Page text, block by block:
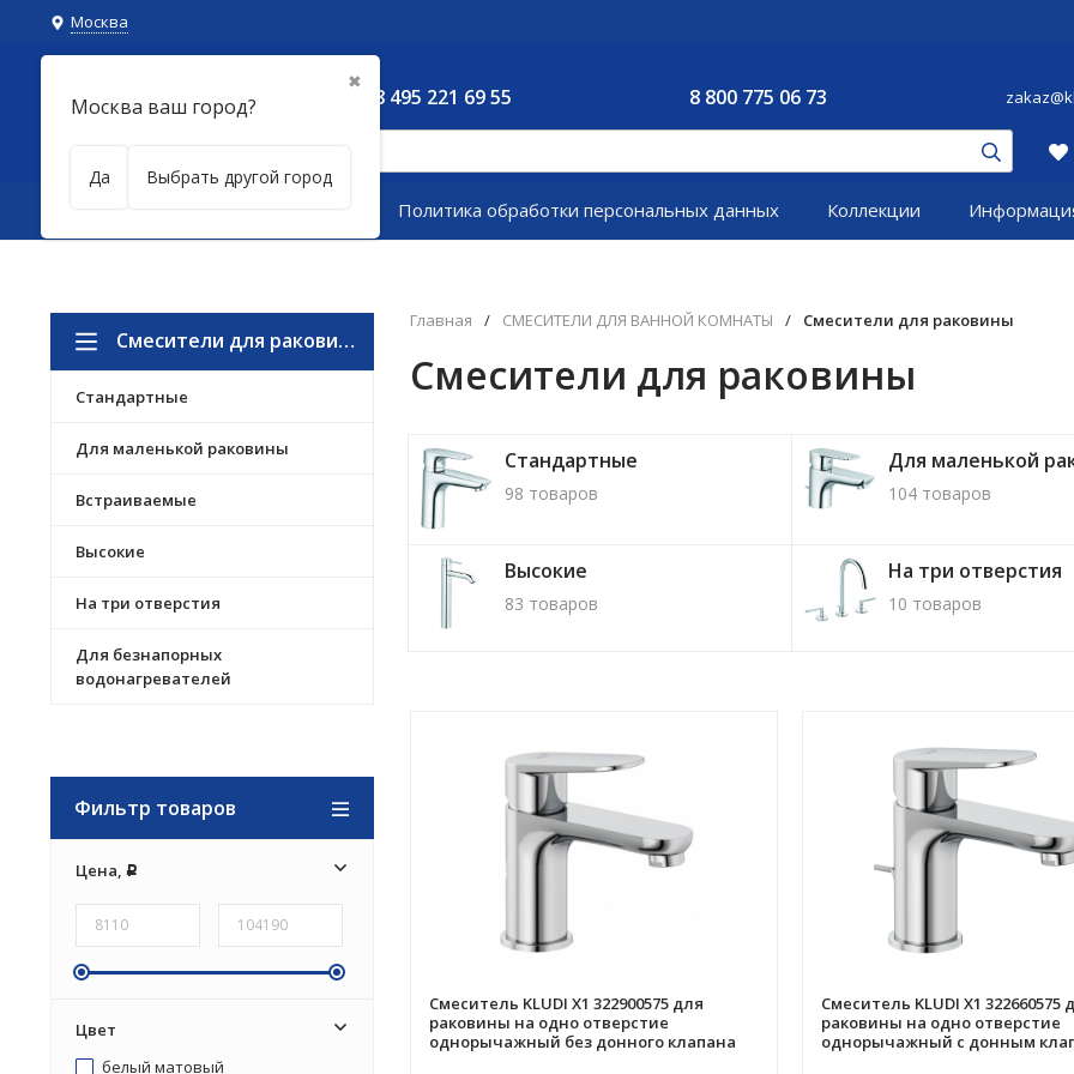
Москва
✖
Москва ваш город?
Да Выбрать другой город
8 495 221 69 55 8 800 775 06 73
Каталог товаров Политика обработки персональных данных Коллекции
Смесители для раковины
Стандартные
Для маленькой раковины
Встраиваемые
Высокие
На три отверстия
Для безнапорных
водонагревателей
Фильтр товаров
Цена, Р
Цвет
белый матовый
Главная / СМЕСИТЕЛИ ДЛЯ ВАННОЙ КОМНАТЫ / Смесители для раковины
Смесители для раковины
Стандартные
98 товаров
Для маленькой
104 товаров
Высокие
83 товаров
На три отверстия
10 товаров
Смеситель KLUDI X1 322900575 для
раковины на одно отверстие
однорычажный без донного клапана
Смеситель KLUDI X1 322660575
раковины на одно отверстие
однорычажный с донным